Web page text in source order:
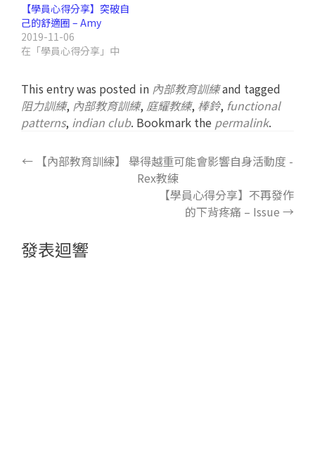
【學員心得分享】突破自
己的舒適圈 – Amy
2019-11-06
在「學員心得分享」中
This entry was posted in 內部教育訓練and tagged
阻力訓練, 內部教育訓練, 庭耀教練, 棒鈴, functional
patterns, indian club. Bookmark the permalink.
← 【內部教育訓練】 舉得越重可能會影響自身活動度 -
Rex教練
【學員心得分享】不再發作
的下背疼痛 – Issue →
發表迴響